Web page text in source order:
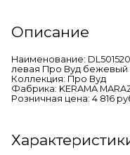
Описание
Наименование:
левая Про Вуд бежевый
Коллекция: Про Вуд
Фабрика: KERAMA
Розничная цена: 4 816